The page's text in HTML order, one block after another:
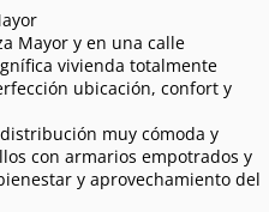
Mayor y en una calle
vivienda totalmente
ubicación, confort y
muy cómoda y
con armarios empotrados y
y aprovechamiento del